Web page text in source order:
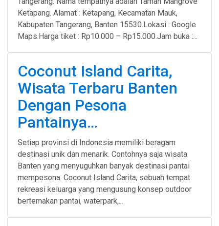
Ketapang. Alamat : Ketapang, Kecamatan Mauk,
Kabupaten Tangerang, Banten 15530.Lokasi : Google
Maps.Harga tiket : Rp10.000 – Rp15.000.Jam buka :...
Coconut Island Carita,
Wisata Terbaru Banten
Dengan Pesona
Pantainya…
Setiap provinsi di Indonesia memiliki beragam
destinasi unik dan menarik. Contohnya saja wisata
Banten yang menyuguhkan banyak destinasi pantai
mempesona. Coconut Island Carita, sebuah tempat
rekreasi keluarga yang mengusung konsep outdoor
bertemakan pantai, waterpark,...